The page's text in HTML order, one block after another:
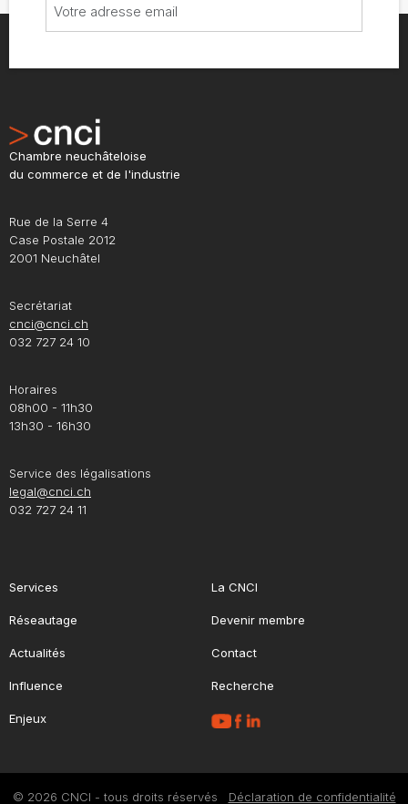
Chambre neuchâteloise
du commerce et de l'industrie
Rue de la Serre 4
Case Postale 2012
2001 Neuchâtel
Secrétariat
cnci@cnci.ch
032 727 24 10
Horaires
08h00 - 11h30
13h30 - 16h30
Service des légalisations
legal@cnci.ch
032 727 24 11
Services
Réseautage
Actualités
Influence
Enjeux
La CNCI
Devenir membre
Contact
Recherche
© 2026 CNCI - tous droits réservés Déclaration de confidentialité